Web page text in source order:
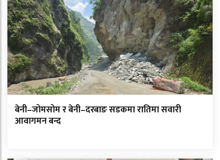
बेनी–जोमसोम र बेनी–दरबाङ सडकमा रातिमा सवारी
आवागमन बन्द